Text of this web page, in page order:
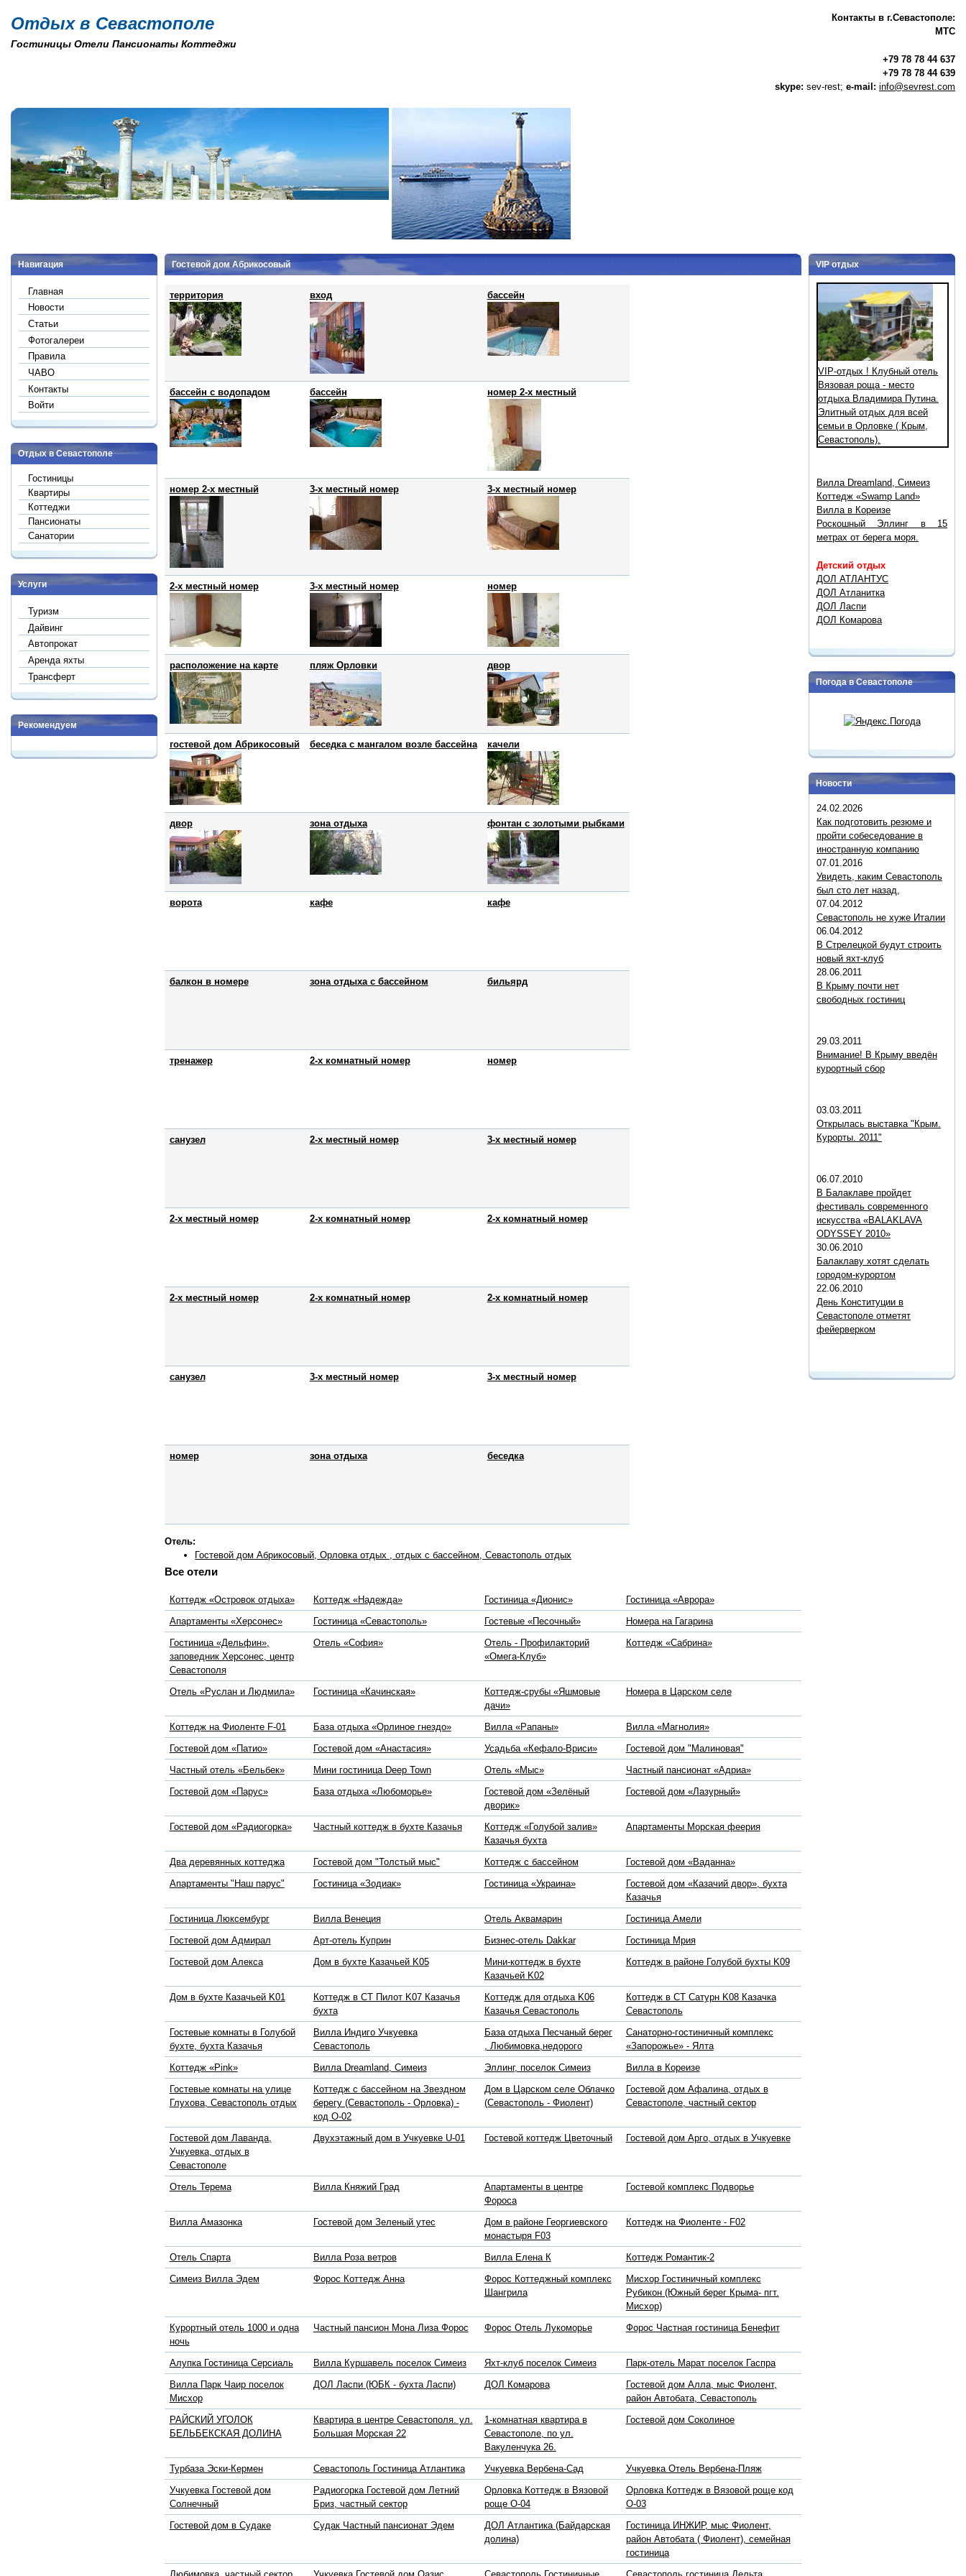
Отдых в Севастополе
Гостиницы Отели Пансионаты Коттеджи
Контакты в г.Севастополе:
МТС
+79 78 78 44 637
+79 78 78 44 639
skype: sev-rest; e-mail: info@sevrest.com
Гостевой дом Абрикосовый
территория вход бассейн
бассейн с водопадом бассейн номер 2-х местный
номер 2-х местный 3-х местный номер 3-х местный номер
2-х местный номер 3-х местный номер номер
расположение на карте пляж Орловки двор
гостевой дом Абрикосовый беседка с мангалом возле бассейна качели
двор зона отдыха фонтан с золотыми рыбками
ворота кафе кафе
балкон в номере зона отдыха с бассейном бильярд
тренажер 2-х комнатный номер номер
санузел 2-х местный номер 3-х местный номер
2-х местный номер 2-х комнатный номер 2-х комнатный номер
2-х местный номер 2-х комнатный номер 2-х комнатный номер
санузел 3-х местный номер 3-х местный номер
номер зона отдыха беседка
Отель:
Гостевой дом Абрикосовый, Орловка отдых , отдых с бассейном, Севастополь отдых
Все отели
Коттедж «Островок отдыха» Коттедж «Надежда» Гостиница «Дионис»
Гостиница «Аврора»
Апартаменты «Херсонес»
Гостиница «Севастополь» Гостевые «Песочный»
Номера на Гагарина
Гостиница «Дельфин»,
заповедник Херсонес, центр
Севастополя
Отель «София»
Отель - Профилакторий
«Омега-Клуб»
Коттедж «Сабрина»
Отель «Руслан и Людмила» Гостиница «Качинская»
Коттедж-срубы «Яшмовые
дачи»
Номера в Царском селе
Коттедж на Фиоленте F-01 База отдыха «Орлиное гнездо» Вилла «Рапаны»
Вилла «Магнолия»
Гостевой дом «Патио»
Гостевой дом «Анастасия» Усадьба «Кефало-Вриси»
Гостевой дом "Малиновая"
Частный отель «Бельбек»
Мини гостиница Deep Town Отель «Мыс»
Частный пансионат «Адриа»
Гостевой дом «Парус»
База отдыха «Любоморье»
Гостевой дом «Зелёный
дворик»
Гостевой дом «Лазурный»
Гостевой дом «Радиогорка» Частный коттедж в бухте Казачья
Коттедж «Голубой залив»
Казачья бухта
Апартаменты Морская феерия
Два деревянных коттеджа Гостевой дом "Толстый мыс" Коттедж с бассейном
Гостевой дом «Ваданна»
Апартаменты "Наш парус"
Гостиница «Зодиак» Гостиница «Украина»
Гостевой дом «Казачий двор», бухта
Казачья
Гостиница Люксембург
Вилла Венеция Отель Аквамарин
Гостиница Амели
Гостевой дом Адмирал
Арт-отель Куприн Бизнес-отель Dakkar
Гостиница Мрия
Гостевой дом Алекса
Дом в бухте Казачьей K05
Мини-коттедж в бухте
Казачьей K02
Коттедж в районе Голубой бухты K09
Дом в бухте Казачьей K01
Коттедж в СТ Пилот K07 Казачья
бухта
Коттедж для отдыха K06
Казачья Севастополь
Коттедж в СТ Сатурн K08 Казачка
Севастополь
Гостевые комнаты в Голубой
бухте, бухта Казачья
Вилла Индиго Учкуевка
Севастополь
База отдыха Песчаный берег
, Любимовка,недорого
Санаторно-гостиничный комплекс
«Запорожье» - Ялта
Коттедж «Pink»
Вилла Dreamland, Симеиз Эллинг, поселок Симеиз
Вилла в Кореизе
Гостевые комнаты на улице
Глухова, Севастополь отдых
Коттедж с бассейном на Звездном
берегу (Севастополь - Орловка) -
код O-02
Дом в Царском селе Облачко
(Севастополь - Фиолент)
Гостевой дом Афалина, отдых в
Севастополе, частный сектор
Гостевой дом Лаванда,
Учкуевка, отдых в
Севастополе
Двухэтажный дом в Учкуевке U-01 Гостевой коттедж Цветочный Гостевой дом Арго, отдых в Учкуевке
Отель Терема Вилла Княжий Град
Апартаменты в центре
Фороса
Гостевой комплекс Подворье
Вилла Амазонка Гостевой дом Зеленый утес
Дом в районе Георгиевского
монастыря F03
Коттедж на Фиоленте - F02
Отель Спарта Вилла Роза ветров Вилла Елена К
Коттедж Романтик-2
Симеиз Вилла Эдем
Форос Коттедж Анна
Форос Коттеджный комплекс
Шангрила
Мисхор Гостиничный комплекс
Рубикон (Южный берег Крыма- пгт.
Мисхор)
Курортный отель 1000 и одна
ночь
Частный пансион Мона Лиза Форос Форос Отель Лукоморье Форос Частная гостиница Бенефит
Алупка Гостиница Серсиаль Вилла Куршавель поселок Симеиз Яхт-клуб поселок Симеиз
Парк-отель Марат поселок Гаспра
Вилла Парк Чаир поселок
Мисхор
ДОЛ Ласпи (ЮБК - бухта Ласпи) ДОЛ Комарова
Гостевой дом Алла, мыс Фиолент,
район Автобата, Севастополь
РАЙСКИЙ УГОЛОК
БЕЛЬБЕКСКАЯ ДОЛИНА
Квартира в центре Севастополя. ул.
Большая Морская 22
1-комнатная квартира в
Севастополе, по ул.
Вакуленчука 26.
Гостевой дом Соколиное
Турбаза Эски-Кермен Севастополь Гостиница Атлантика Учкуевка Вербена-Сад
Учкуевка Отель Вербена-Пляж
Учкуевка Гостевой дом
Солнечный
Радиогорка Гостевой дом Летний
Бриз, частный сектор
Орловка Коттедж в Вязовой
роще O-04
Орловка Коттедж в Вязовой роще код
О-03
Гостевой дом в Судаке
Судак Частный пансионат Эдем
ДОЛ Атлантика (Байдарская
долина)
Гостиница ИНЖИР, мыс Фиолент,
район Автобата ( Фиолент), семейная
гостиница
Навигация
Главная
Новости
Статьи
Фотогалереи
Правила
ЧАВО
Контакты
Войти
Отдых в Севастополе
Гостиницы
Квартиры
Коттеджи
Пансионаты
Санатории
Услуги
Туризм
Дайвинг
Автопрокат
Аренда яхты
Трансферт
Рекомендуем
VIP отдых
VIP-отдых ! Клубный отель
Вязовая роща - место
отдыха Владимира Путина.
Элитный отдых для всей
семьи в Орловке ( Крым,
Севастополь).
Вилла Dreamland, Симеиз
Коттедж «Swamp Land»
Вилла в Кореизе
Роскошный Эллинг в 15
метрах от берега моря.
Детский отдых
ДОЛ АТЛАНТУС
ДОЛ Атланитка
ДОЛ Ласпи
ДОЛ Комарова
Погода в Севастополе
Новости
24.02.2026
Как подготовить резюме и
пройти собеседование в
иностранную компанию
07.01.2016
Увидеть, каким Севастополь
был сто лет назад,
07.04.2012
Севастополь не хуже Италии
06.04.2012
В Стрелецкой будут строить
новый яхт-клуб
28.06.2011
В Крыму почти нет
свободных гостиниц
29.03.2011
Внимание! В Крыму введён
курортный сбор
03.03.2011
Открылась выставка "Крым.
Курорты. 2011"
06.07.2010
В Балаклаве пройдет
фестиваль современного
искусства «BALAKLAVA
ODYSSEY 2010»
30.06.2010
Балаклаву хотят сделать
городом-курортом
22.06.2010
День Конституции в
Севастополе отметят
фейерверком